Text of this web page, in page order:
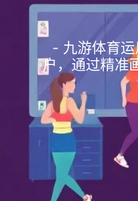
- 九游体育
户，通过精准